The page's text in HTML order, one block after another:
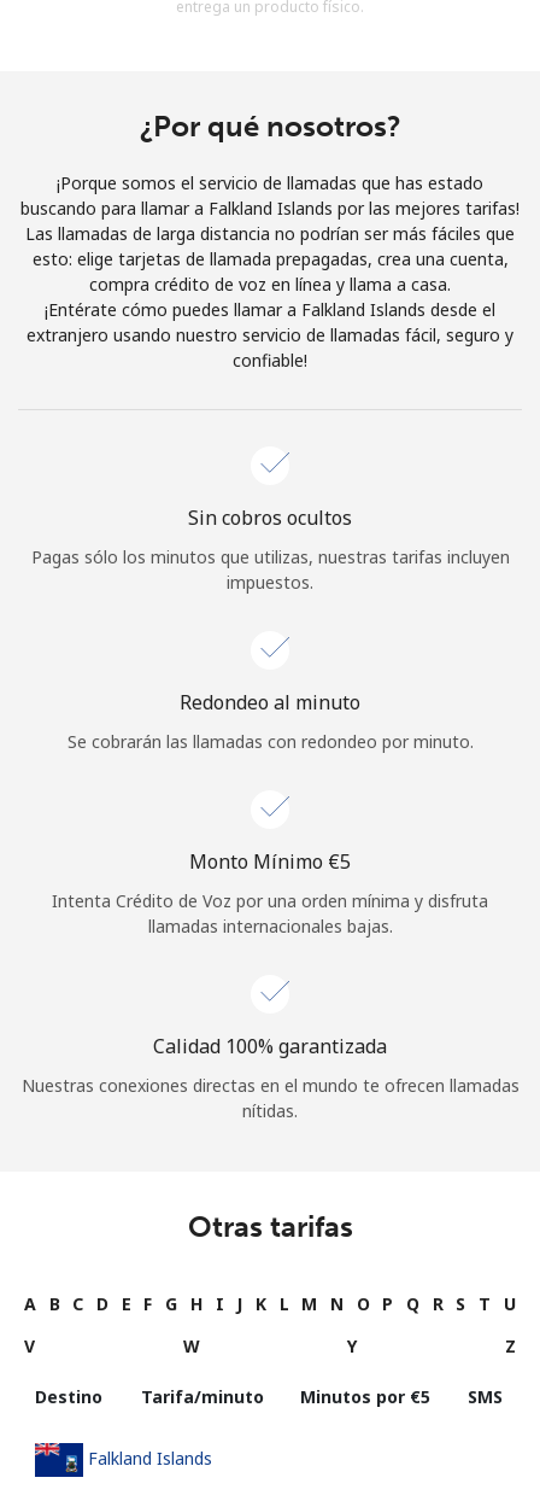
Al abrir una cuenta en este sitio web, estoy de acuerdo con
Únete
¡Hola!
Inicia sesión oREGÍSTRATE →
Iniciar Sesión
o
Continuar con
entrega un producto físico.
¿Por qué nosotros?
¡Porque somos el servicio de llamadas que has estado
buscando para llamar a Falkland Islands por las mejores tarifas!
Las llamadas de larga distancia no podrían ser más fáciles que
esto: elige tarjetas de llamada prepagadas, crea una cuenta,
compra crédito de voz en línea y llama a casa.
¡Entérate cómo puedes llamar a Falkland Islands desde el
extranjero usando nuestro servicio de llamadas fácil, seguro y
confiable!
Sin cobros ocultos
Pagas sólo los minutos que utilizas, nuestras tarifas incluyen
impuestos.
Redondeo al minuto
Se cobrarán las llamadas con redondeo por minuto.
Monto Mínimo ⁦€5⁩
Intenta Crédito de Voz por una orden mínima y disfruta
llamadas internacionales bajas.
Calidad 100% garantizada
Nuestras conexiones directas en el mundo te ofrecen llamadas
nítidas.
Otras tarifas
A B C D E F G H I J K L M N O P Q R S T
U
V
W Y Z
Destino Tarifa/minuto Minutos por ⁦€5⁩ SMS
Falkland Islands